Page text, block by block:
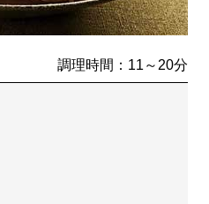
調理時間：11～20分